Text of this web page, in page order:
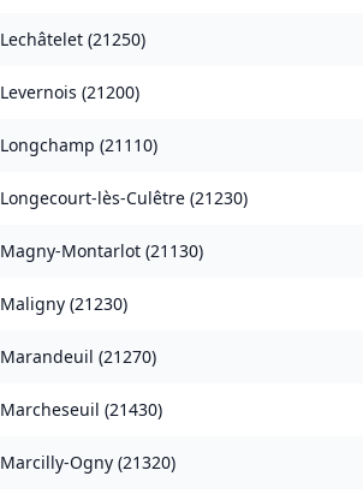
Lechâtelet (21250)
Levernois (21200)
Longchamp (21110)
Longecourt-lès-Culêtre (21230)
Magny-Montarlot (21130)
Maligny (21230)
Marandeuil (21270)
Marcheseuil (21430)
Marcilly-Ogny (21320)